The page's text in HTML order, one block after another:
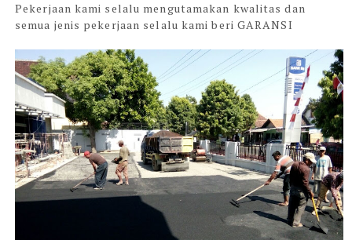
Pekerjaan kami selalu mengutamakan kwalitas dan
semua jenis pekerjaan selalu kami beri GARANSI